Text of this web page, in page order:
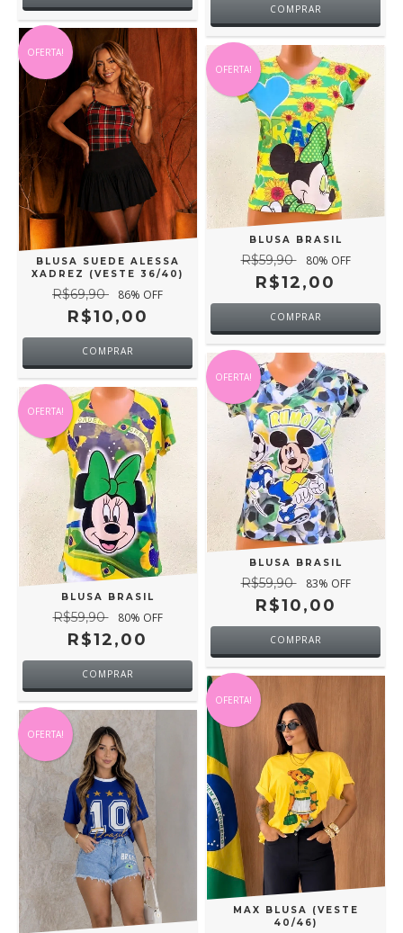
COMPRAR
OFERTA!
BLUSA SUEDE ALESSA
XADREZ (VESTE 36/40)
R$69,90 86% OFF
R$10,00
COMPRAR
OFERTA!
BLUSA BRASIL
R$59,90 80% OFF
R$12,00
COMPRAR
OFERTA!
BLUSA BRASIL
R$59,90 80% OFF
R$12,00
COMPRAR
OFERTA!
BLUSA BRASIL
R$59,90 83% OFF
R$10,00
COMPRAR
OFERTA!
OFERTA!
MAX BLUSA (VESTE
40/46)